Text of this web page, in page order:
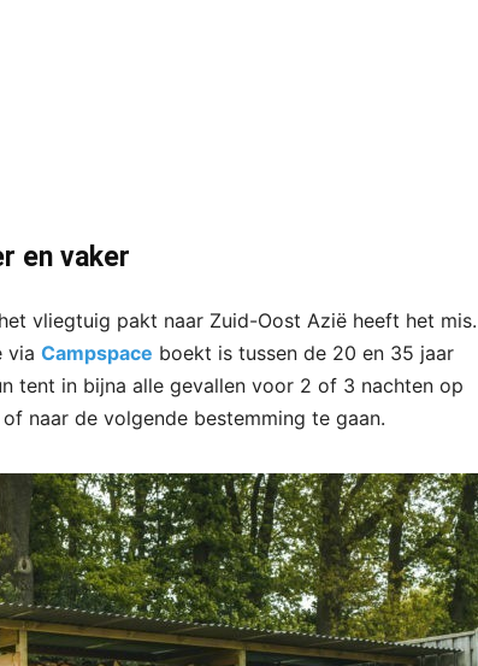
en vaker
vliegtuig pakt naar Zuid-Oost Azië heeft het mis.
via Campspace boekt is tussen de 20 en 35 jaar
tent in bijna alle gevallen voor 2 of 3 nachten op
naar de volgende bestemming te gaan.